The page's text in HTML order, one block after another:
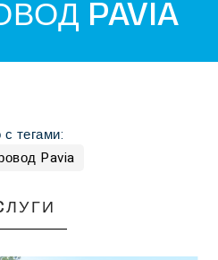
PAVIA
тегами:
Pavia